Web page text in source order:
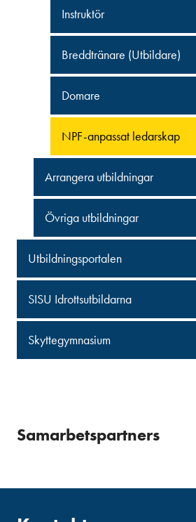
Instruktör
Breddtränare (Utbildare)
Domare
NPF-anpassat ledarskap
Arrangera utbildningar
Övriga utbildningar
Utbildningsportalen
SISU Idrottsutbildarna
Skyttegymnasium
Samarbetspartners